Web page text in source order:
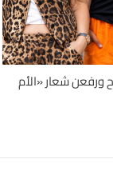
ورفعن شعار «الأم